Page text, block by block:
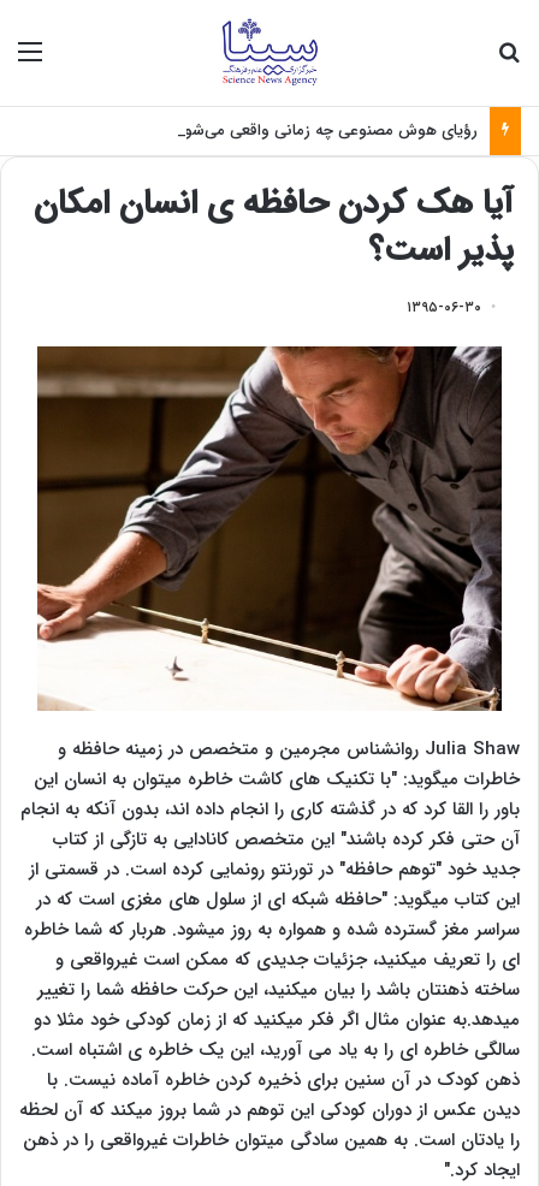
رؤیای هوش مصنوعی چه زمانی واقعی می‌شود؟
آیا هک کردن حافظه ی انسان امکان
پذیر است؟
۱۳۹۵-۰۶-۳۰
Julia Shaw روانشناس مجرمین و متخصص در زمینه حافظه و
خاطرات میگوید: "با تکنیک های کاشت خاطره میتوان به انسان این
باور را القا کرد که در گذشته کاری را انجام داده اند، بدون آنکه به انجام
آن حتی فکر کرده باشند" این متخصص کانادایی به تازگی از کتاب
جدید خود "توهم حافظه" در تورنتو رونمایی کرده است. در قسمتی از
این کتاب میگوید: "حافظه شبکه ای از سلول های مغزی است که در
سراسر مغز گسترده شده و همواره به روز میشود. هربار که شما خاطره
ای را تعریف میکنید، جزئیات جدیدی که ممکن است غیرواقعی و
ساخته ذهنتان باشد را بیان میکنید، این حرکت حافظه شما را تغییر
میدهد.به عنوان مثال اگر فکر میکنید که از زمان کودکی خود مثلا دو
سالگی خاطره ای را به یاد می آورید، این یک خاطره ی اشتباه است.
ذهن کودک در آن سنین برای ذخیره کردن خاطره آماده نیست. با
دیدن عکس از دوران کودکی این توهم در شما بروز میکند که آن لحظه
را یادتان است. به همین سادگی میتوان خاطرات غیرواقعی را در ذهن
ایجاد کرد."